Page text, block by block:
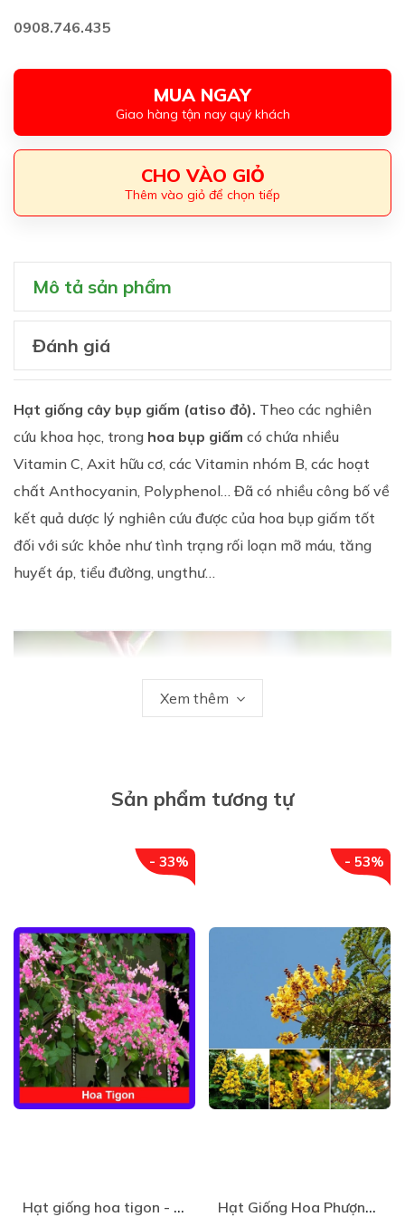
0908.746.435
MUA NGAY
Giao hàng tận nay quý khách
CHO VÀO GIỎ
Thêm vào giỏ để chọn tiếp
Mô tả sản phẩm
Đánh giá
Hạt giống cây bụp giấm (atiso đỏ). Theo các nghiên
cứu khoa học, trong hoa bụp giấm có chứa nhiều
Vitamin C, Axit hữu cơ, các Vitamin nhóm B, các hoạt
chất Anthocyanin, Polyphenol… Đã có nhiều công bố về
kết quả dược lý nghiên cứu được của hoa bụp giấm tốt
đối với sức khỏe như tình trạng rối loạn mỡ máu, tăng
huyết áp, tiểu đường, ungthư…
Chọn giống và trồng cây
Trước khi gieo nếu thời tiết và đất khô có thể ngâm
nước khoảng 2 – 3 tiếng để trưng hạt, giúp nảy mầm tốt
Xem thêm
Sản phẩm tương tự
- 33%
Hạt giống hoa tigon - Gói 5 hạt - khá dễ trồng và có thể thích nghi tốt với nhiều điều kiện khí hậu
- 53%
Hạt Giống Hoa Phượng Vàng